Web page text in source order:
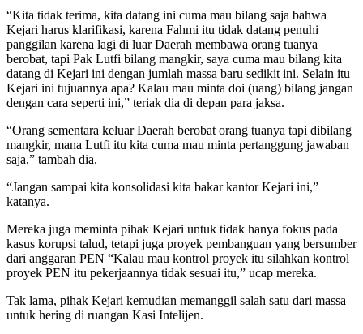
“Kita tidak terima, kita datang ini cuma mau bilang saja bahwa
Kejari harus klarifikasi, karena Fahmi itu tidak datang penuhi
panggilan karena lagi di luar Daerah membawa orang tuanya
berobat, tapi Pak Lutfi bilang mangkir, saya cuma mau bilang kita
datang di Kejari ini dengan jumlah massa baru sedikit ini. Selain itu
Kejari ini tujuannya apa? Kalau mau minta doi (uang) bilang jangan
dengan cara seperti ini,” teriak dia di depan para jaksa.
“Orang sementara keluar Daerah berobat orang tuanya tapi dibilang
mangkir, mana Lutfi itu kita cuma mau minta pertanggung jawaban
saja,” tambah dia.
“Jangan sampai kita konsolidasi kita bakar kantor Kejari ini,”
katanya.
Mereka juga meminta pihak Kejari untuk tidak hanya fokus pada
kasus korupsi talud, tetapi juga proyek pembanguan yang bersumber
dari anggaran PEN “Kalau mau kontrol proyek itu silahkan kontrol
proyek PEN itu pekerjaannya tidak sesuai itu,” ucap mereka.
Tak lama, pihak Kejari kemudian memanggil salah satu dari massa
untuk hering di ruangan Kasi Intelijen.